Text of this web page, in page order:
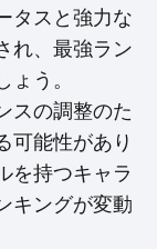
タスと強力な
れ、最強ラン
う。
スの調整のた
可能性があり
を持つキャラ
キングが変動